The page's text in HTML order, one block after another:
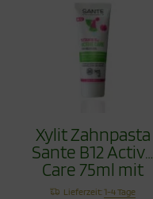
Xylit Zahnpasta
Sante B12 Active
Care 75ml mit
Flourid
Lieferzeit:1-4 Tage